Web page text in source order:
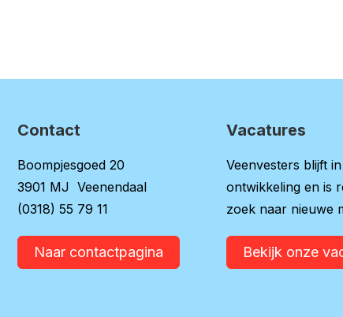
Contact
Boompjesgoed 20
3901 MJ Veenendaal
(0318) 55 79 11
Naar contactpagina
Vacatures
Veenvesters blijft in
ontwikkeling en is
zoek naar nieuwe
Bekijk onze